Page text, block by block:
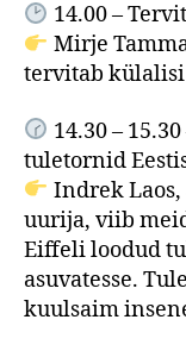
14.00 –
Mirje
tervitab külalisi
14.30 –
tuletornid
Indrek
uurija, viib
Eiffeli loodud
asuvatesse.
kuulsaim